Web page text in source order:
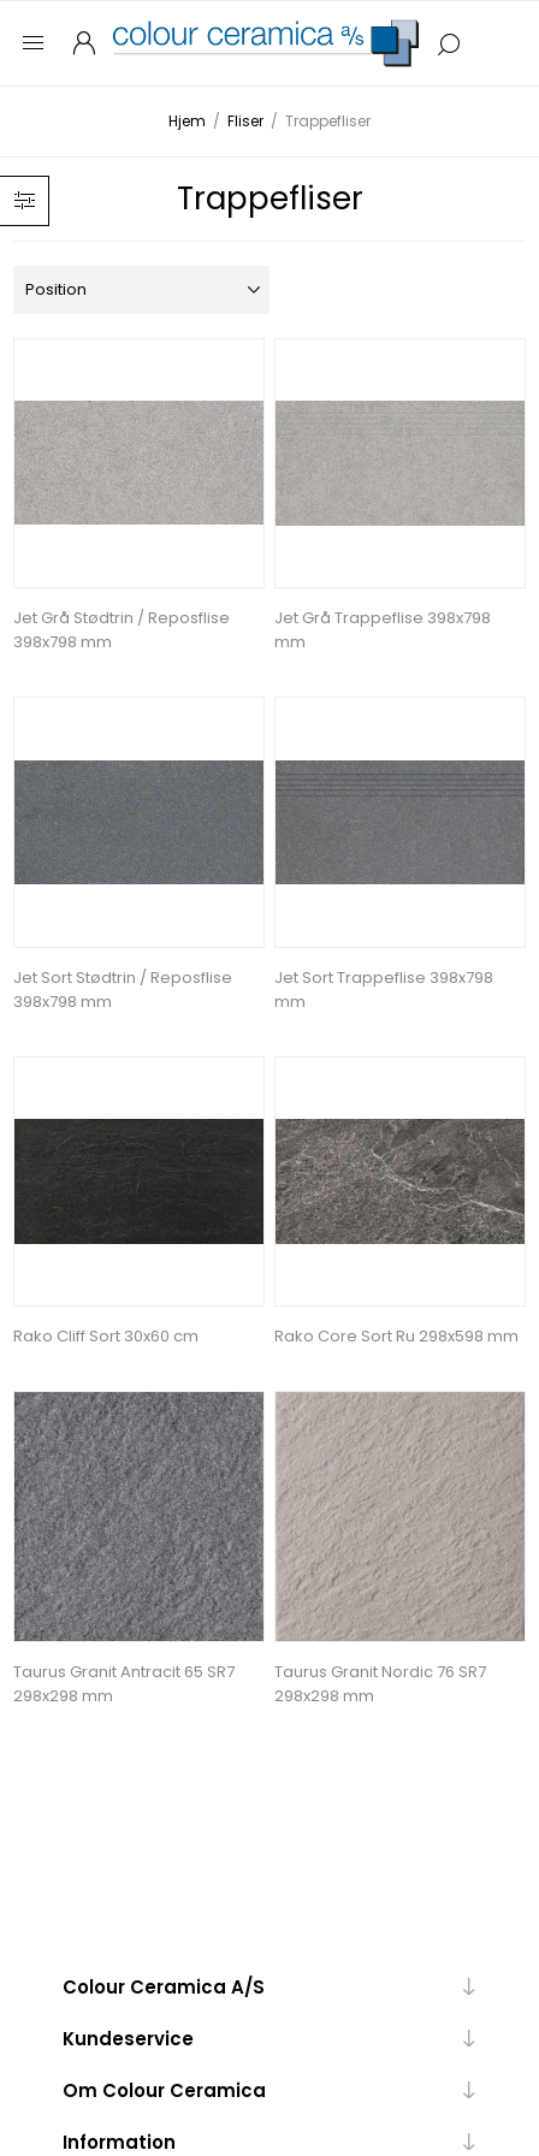
Hjem / Fliser / Trappefliser
Trappefliser
Jet Grå Stødtrin / Reposflise
398x798 mm
Jet Grå Trappeflise 398x798
mm
Jet Sort Stødtrin / Reposflise
398x798 mm
Jet Sort Trappeflise 398x798
mm
Rako Cliff Sort 30x60 cm Rako Core Sort Ru 298x598 mm
Taurus Granit Antracit 65 SR7
298x298 mm
Taurus Granit Nordic 76 SR7
298x298 mm
Colour Ceramica A/S
Kundeservice
Om Colour Ceramica
Information